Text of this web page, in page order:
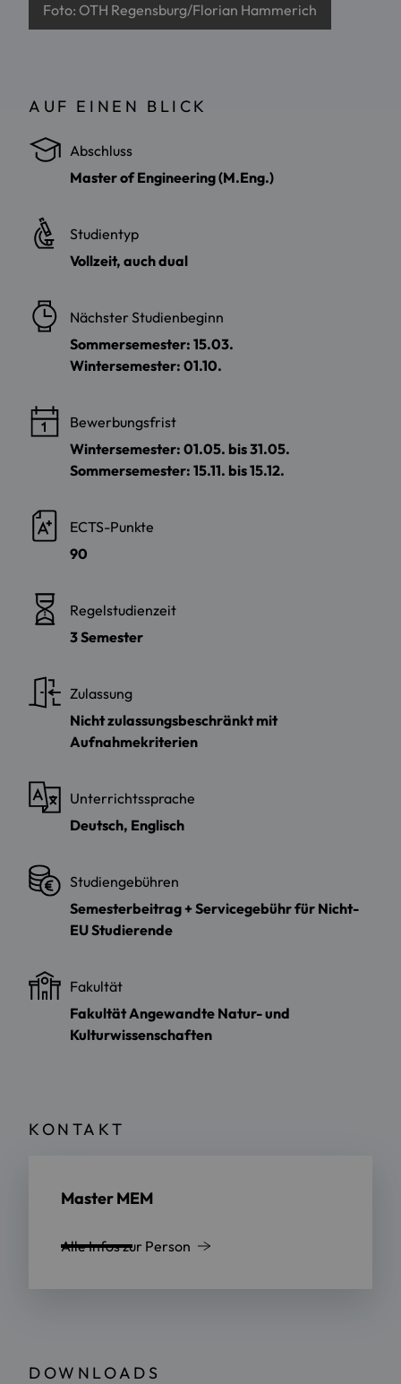
Foto: OTH Regensburg/Florian Hammerich
AUF EINEN BLICK
Abschluss
Master of Engineering (M.Eng.)
Studientyp
Vollzeit, auch dual
Nächster Studienbeginn
Sommersemester: 15.03.
Wintersemester: 01.10.
Bewerbungsfrist
Wintersemester: 01.05. bis 31.05.
Sommersemester: 15.11. bis 15.12.
ECTS-Punkte
90
Regelstudienzeit
3 Semester
Zulassung
Nicht zulassungsbeschränkt mit
Aufnahmekriterien
Unterrichtssprache
Deutsch, Englisch
Studiengebühren
Semesterbeitrag + Servicegebühr für Nicht-
EU Studierende
Fakultät
Fakultät Angewandte Natur- und
Kulturwissenschaften
KONTAKT
Master MEM
Alle Infos zur Person
DOWNLOADS